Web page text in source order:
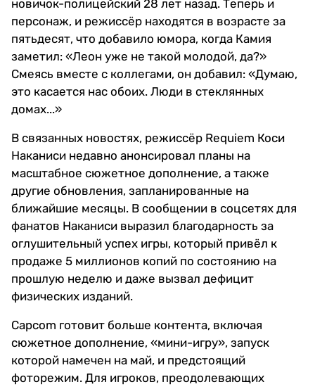
новичок-полицейский 28 лет назад. Теперь и
персонаж, и режиссёр находятся в возрасте за
пятьдесят, что добавило юмора, когда Камия
заметил: «Леон уже не такой молодой, да?»
Смеясь вместе с коллегами, он добавил: «Думаю,
это касается нас обоих. Люди в стеклянных
домах...»
В связанных новостях, режиссёр Requiem Коси
Наканиси недавно анонсировал планы на
масштабное сюжетное дополнение, а также
другие обновления, запланированные на
ближайшие месяцы. В сообщении в соцсетях для
фанатов Наканиси выразил благодарность за
оглушительный успех игры, который привёл к
продаже 5 миллионов копий по состоянию на
прошлую неделю и даже вызвал дефицит
физических изданий.
Capcom готовит больше контента, включая
сюжетное дополнение, «мини-игру», запуск
которой намечен на май, и предстоящий
фоторежим. Для игроков, преодолевающих